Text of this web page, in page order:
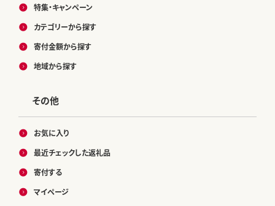
特集・キャンペーン
カテゴリーから探す
寄付金額から探す
地域から探す
その他
お気に入り
最近チェックした返礼品
寄付する
マイページ